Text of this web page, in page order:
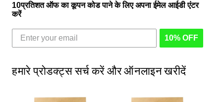
10प्रतिशत ऑफ का कूपन कोड पाने के लिए अपना ईमेल आईडी एंटर
करें
10% OFF
हमारे प्रोडक्ट्स सर्च करें और ऑनलाइन खरीदें